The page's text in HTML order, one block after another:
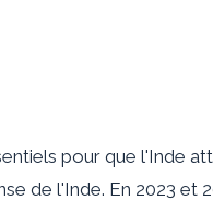
pour que l'Inde
de l'Inde. En 2023 et